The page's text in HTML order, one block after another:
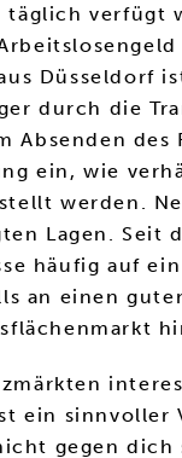
verfügt
Düsseldorf
durch die
Absenden
ein, wie
werden.
Lagen. Seit
häufig auf
an einen
ein
gegen